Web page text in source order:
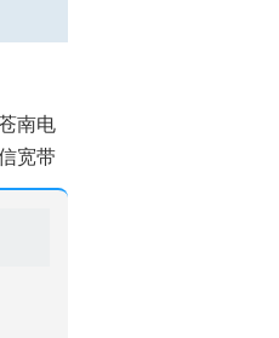
南电
宽带